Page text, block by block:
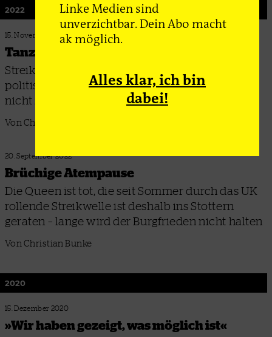
2022
15. November 2022
Tanzende Widersprüche
Streiks, horrende Lebenshaltungskosten und
politische Instabilität: Großbritannien kommt
nicht zur Ruhe
Von Christian Bunke
20. September 2022
Brüchige Atempause
Die Queen ist tot, die seit Sommer durch das UK
rollende Streikwelle ist deshalb ins Stottern
geraten – lange wird der Burgfrieden nicht halten
Von Christian Bunke
2020
15. Dezember 2020
»Wir haben gezeigt, was möglich ist«
Linke Medien sind
unverzichtbar. Dein Abo macht
ak möglich.
Alles klar, ich bin
dabei!